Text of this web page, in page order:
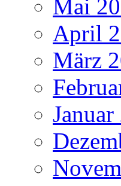
Mai
April
März